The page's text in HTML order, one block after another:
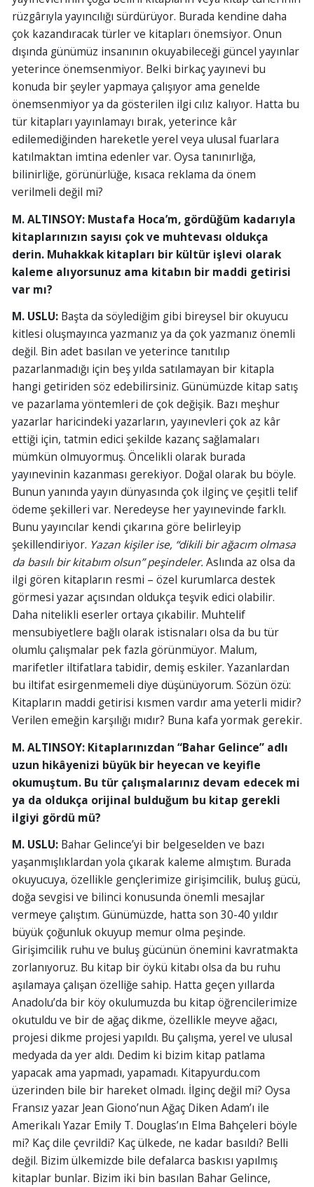
rüzgârıyla yayıncılığı sürdürüyor. Burada kendine daha
çok kazandıracak türler ve kitapları önemsiyor. Onun
dışında günümüz insanının okuyabileceği güncel yayınlar
yeterince önemsenmiyor. Belki birkaç yayınevi bu
konuda bir şeyler yapmaya çalışıyor ama genelde
önemsenmiyor ya da gösterilen ilgi cılız kalıyor. Hatta bu
tür kitapları yayınlamayı bırak, yeterince kâr
edilemediğinden hareketle yerel veya ulusal fuarlara
katılmaktan imtina edenler var. Oysa tanınırlığa,
bilinirliğe, görünürlüğe, kısaca reklama da önem
verilmeli değil mi?
M. ALTINSOY: Mustafa Hoca’m, gördüğüm kadarıyla
kitaplarınızın sayısı çok ve muhtevası oldukça
derin. Muhakkak kitapları bir kültür işlevi olarak
kaleme alıyorsunuz ama kitabın bir maddi getirisi
var mı?
M. USLU:Başta da söylediğim gibi bireysel bir okuyucu
kitlesi oluşmayınca yazmanız ya da çok yazmanız önemli
değil. Bin adet basılan ve yeterince tanıtılıp
pazarlanmadığı için beş yılda satılamayan bir kitapla
hangi getiriden söz edebilirsiniz. Günümüzde kitap satış
ve pazarlama yöntemleri de çok değişik. Bazı meşhur
yazarlar haricindeki yazarların, yayınevleri çok az kâr
ettiği için, tatmin edici şekilde kazanç sağlamaları
mümkün olmuyormuş. Öncelikli olarak burada
yayınevinin kazanması gerekiyor. Doğal olarak bu böyle.
Bunun yanında yayın dünyasında çok ilginç ve çeşitli telif
ödeme şekilleri var. Neredeyse her yayınevinde farklı.
Bunu yayıncılar kendi çıkarına göre belirleyip
şekillendiriyor. Yazan kişiler ise, “dikili bir ağacım olmasa
da basılı bir kitabım olsun” peşindeler. Aslında az olsa da
ilgi gören kitapların resmi – özel kurumlarca destek
görmesi yazar açısından oldukça teşvik edici olabilir.
Daha nitelikli eserler ortaya çıkabilir. Muhtelif
mensubiyetlere bağlı olarak istisnaları olsa da bu tür
olumlu çalışmalar pek fazla görünmüyor. Malum,
marifetler iltifatlara tabidir, demiş eskiler. Yazanlardan
bu iltifat esirgenmemeli diye düşünüyorum. Sözün özü:
Kitapların maddi getirisi kısmen vardır ama yeterli midir?
Verilen emeğin karşılığı mıdır? Buna kafa yormak gerekir.
M. ALTINSOY: Kitaplarınızdan “Bahar Gelince” adlı
uzun hikâyenizi büyük bir heyecan ve keyifle
okumuştum. Bu tür çalışmalarınız devam edecek mi
ya da oldukça orijinal bulduğum bu kitap gerekli
ilgiyi gördü mü?
M. USLU:Bahar Gelince’yi bir belgeselden ve bazı
yaşanmışlıklardan yola çıkarak kaleme almıştım. Burada
okuyucuya, özellikle gençlerimize girişimcilik, buluş gücü,
doğa sevgisi ve bilinci konusunda önemli mesajlar
vermeye çalıştım. Günümüzde, hatta son 30-40 yıldır
büyük çoğunluk okuyup memur olma peşinde.
Girişimcilik ruhu ve buluş gücünün önemini kavratmakta
zorlanıyoruz. Bu kitap bir öykü kitabı olsa da bu ruhu
aşılamaya çalışan özelliğe sahip. Hatta geçen yıllarda
Anadolu’da bir köy okulumuzda bu kitap öğrencilerimize
okutuldu ve bir de ağaç dikme, özellikle meyve ağacı,
projesi dikme projesi yapıldı. Bu çalışma, yerel ve ulusal
medyada da yer aldı. Dedim ki bizim kitap patlama
yapacak ama yapmadı, yapamadı. Kitapyurdu.com
üzerinden bile bir hareket olmadı. İlginç değil mi? Oysa
Fransız yazar Jean Giono’nun Ağaç Diken Adam’ı ile
Amerikalı Yazar Emily T. Douglas’ın Elma Bahçeleri böyle
mi? Kaç dile çevrildi? Kaç ülkede, ne kadar basıldı? Belli
değil. Bizim ülkemizde bile defalarca baskısı yapılmış
kitaplar bunlar. Bizim iki bin basılan Bahar Gelince,